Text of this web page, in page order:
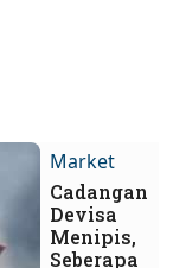
Market
Cadangan
Devisa
Menipis,
Seberapa